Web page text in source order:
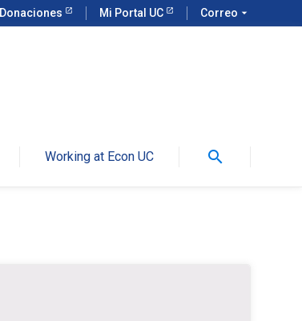
Donaciones Mi Portal UC Correo arrow_drop_down
Working at Econ UC search